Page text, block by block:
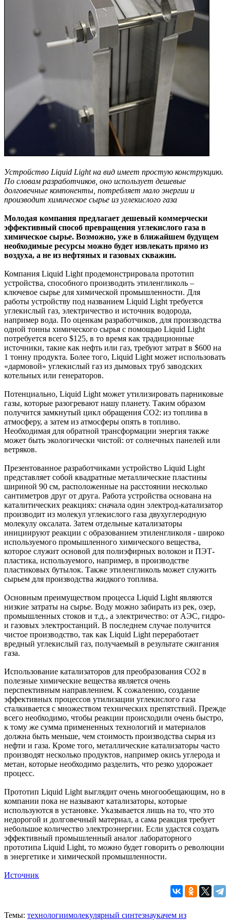
Устройство Liquid Light на вид имеет простую конструкцию.
По словам разработчиков, оно использует дешевые
долговечные компоненты, потребляет мало энергии и
производит химическое сырье из углекислого газа
Молодая компания предлагает дешевый коммерчески
эффективный способ превращения углекислого газа в
химическое сырье. Возможно, уже в ближайшем будущем
необходимые ресурсы можно будет извлекать прямо из
воздуха, а не из нефтяных и газовых скважин.
Компания Liquid Light продемонстрировала прототип
устройства, способного производить этиленгликоль –
ключевое сырье для химической промышленности. Для
работы устройству под названием Liquid Light требуется
углекислый газ, электричество и источник водорода,
например вода. По оценкам разработчиков, для производства
одной тонны химического сырья с помощью Liquid Light
потребуется всего $125, в то время как традиционные
источники, такие как нефть или газ, требуют затрат в $600 на
1 тонну продукта. Более того, Liquid Light может использовать
«дармовой» углекислый газ из дымовых труб заводских
котельных или генераторов.
Потенциально, Liquid Light может утилизировать парниковые
газы, которые разогревают нашу планету. Таким образом
получится замкнутый цикл обращения СО2: из топлива в
атмосферу, а затем из атмосферы опять в топливо.
Необходимая для обратной трансформации энергия также
может быть экологически чистой: от солнечных панелей или
ветряков.
Презентованное разработчиками устройство Liquid Light
представляет собой квадратные металлические пластины
шириной 90 см, расположенные на расстоянии несколько
сантиметров друг от друга. Работа устройства основана на
каталитических реакциях: сначала один электрод-катализатор
производит из молекул углекислого газа двухуглеродную
молекулу оксалата. Затем отдельные катализаторы
инициируют реакции с образованием этиленгликоля - широко
используемого промышленного химического вещества,
которое служит основой для полиэфирных волокон и ПЭТ-
пластика, используемого, например, в производстве
пластиковых бутылок. Также этиленгликоль может служить
сырьем для производства жидкого топлива.
Основным преимуществом процесса Liquid Light являются
низкие затраты на сырье. Воду можно забирать из рек, озер,
промышленных стоков и т.д., а электричество: от АЭС, гидро-
и газовых электростанций. В последнем случае получится
чистое производство, так как Liquid Light переработает
вредный углекислый газ, получаемый в результате сжигания
газа.
Использование катализаторов для преобразования СО2 в
полезные химические вещества является очень
перспективным направлением. К сожалению, создание
эффективных процессов утилизации углекислого газа
сталкивается с множеством технических препятствий. Прежде
всего необходимо, чтобы реакции происходили очень быстро,
к тому же сумма примененных технологий и материалов
должна быть меньше, чем стоимость производства сырья из
нефти и газа. Кроме того, металлические катализаторы часто
производят несколько продуктов, например окись углерода и
метан, которые необходимо разделить, что резко удорожает
процесс.
Прототип Liquid Light выглядит очень многообещающим, но в
компании пока не называют катализаторы, которые
используются в установке. Указывается лишь на то, что это
недорогой и долговечный материал, а сама реакция требует
небольшое количество электроэнергии. Если удастся создать
эффективный промышленный аналог лабораторного
прототипа Liquid Light, то можно будет говорить о революции
в энергетике и химической промышленности.
Источник
Темы: технологиимолекулярный синтезнаукачем из